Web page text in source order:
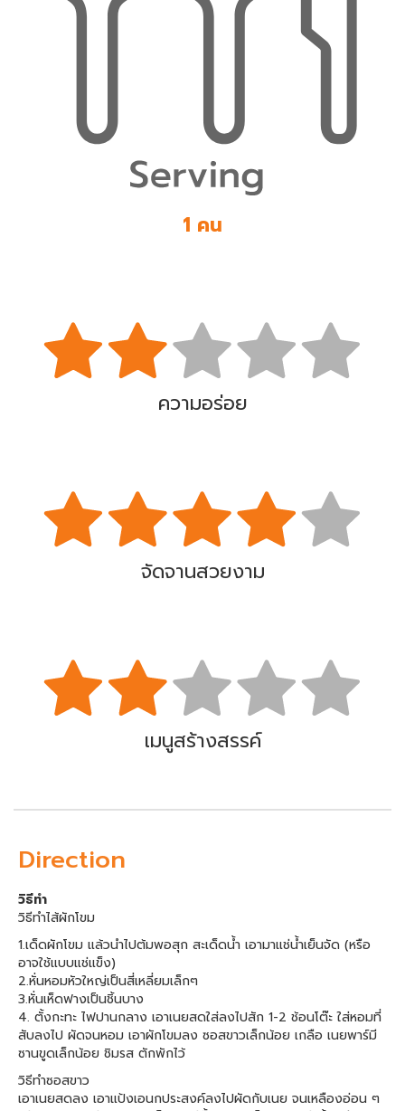
1 คน
ความอร่อย
จัดจานสวยงาม
เมนูสร้างสรรค์
Direction
วิธีทำ
วิธีทำไส้ผักโขม
1.เด็ดผักโขม แล้วนำไปต้มพอสุก สะเด็ดน้ำ เอามาแช่น้ำเย็นจัด (หรือ
อาจใช้แบบแช่แข็ง)
2.หั่นหอมหัวใหญ่เป็นสี่เหลี่ยมเล็กๆ
3.หั่นเห็ดฟางเป็นชิ้นบาง
4. ตั้งกะทะ ไฟปานกลาง เอาเนยสดใส่ลงไปสัก 1-2 ช้อนโต๊ะ ใส่หอมที่
สับลงไป ผัดจนหอม เอาผักโขมลง ซอสขาวเล็กน้อย เกลือ เนยพาร์มี
ซานขูดเล็กน้อย ชิมรส ตักพักไว้
วิธีทำซอสขาว
เอาเนยสดลง เอาแป้งเอนกประสงค์ลงไปผัดกับเนย จนเหลืองอ่อน ๆ